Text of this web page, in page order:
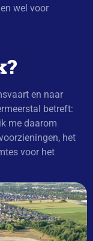
wel voor
en naar
betreft:
me daarom
het
voor het